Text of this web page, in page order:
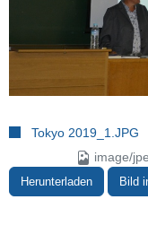
Tokyo 2019_1.JPG
image/
Herunterladen Bild